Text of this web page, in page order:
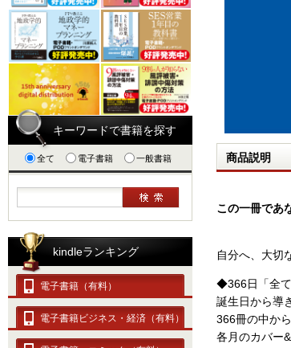
商品説明
この一冊であ
自分へ、大切
◆366日「全
誕生日から導
366冊の中か
各月のカバー
キーワードで書籍を探す
全て 電子書籍 一般書籍
kindleランキング
電子書籍（有料）
電子書籍ビジネス・経済（有料）